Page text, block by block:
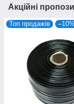
Акційні
Топ продажів –10%